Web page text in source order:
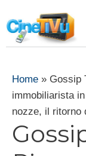
al
contenuto
Home » Gossip
immobiliarista
nozze, il ritorno